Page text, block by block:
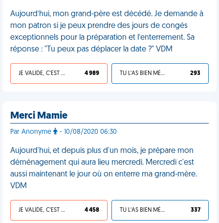
Aujourd’hui, mon grand-père est décédé. Je demande à
mon patron si je peux prendre des jours de congés
exceptionnels pour la préparation et l’enterrement. Sa
réponse : "Tu peux pas déplacer la date ?" VDM
JE VALIDE, C'EST UNE VDM 4 989 TU L'AS BIEN MÉRITÉ 293
Merci Mamie
Par Anonyme - 10/08/2020 06:30
Aujourd'hui, et depuis plus d'un mois, je prépare mon
déménagement qui aura lieu mercredi. Mercredi c'est
aussi maintenant le jour où on enterre ma grand-mère.
VDM
JE VALIDE, C'EST UNE VDM 4 458 TU L'AS BIEN MÉRITÉ 337